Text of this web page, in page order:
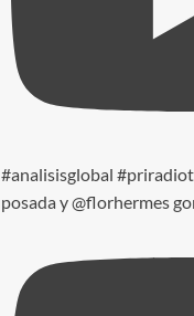
#analisisglobal
posada y @florhermes